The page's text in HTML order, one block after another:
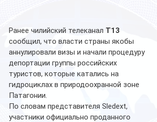
Ранее чилийский телеканал T13
сообщил, что власти страны якобы
аннулировали визы и начали процедуру
депортации группы российских
туристов, которые катались на
гидроциклах в природоохранной зоне
Патагонии.
По словам представителя Sledext,
участники официально проданного